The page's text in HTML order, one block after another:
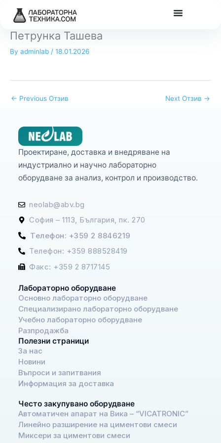
content
Петрунка Ташева
By adminlab / 18.01.2026
← Previous Отзив Next Отзив →
Проектиране, доставка и внедряване на
индустриално и научно лабораторно
оборудване за анализ, контрол и производство.
neolab@abv.bg
София – 1113, България, пк. 270
Телефон: +359 2 8846219
Телефон: +359 888528419
Факс: +359 2 8717145
Лабораторно оборудване
Основно лабораторно оборудване
Специализирано лабораторно оборудване
Учебно лабораторно оборудване
Разпродажба
Полезни страници
За нас
Новини
Въпроси и запитвания
Информация за доставка
Често закупувано оборудване
Автоматичен апарат на Вика – “VICATRONIC”
Линейно разширение на циментови смеси
Миксери за циментови смеси